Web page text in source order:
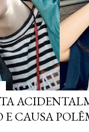
CAUSA